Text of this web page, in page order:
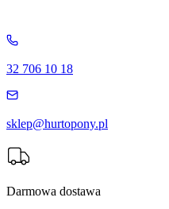
32 706 10 18
sklep@hurtopony.pl
Darmowa dostawa